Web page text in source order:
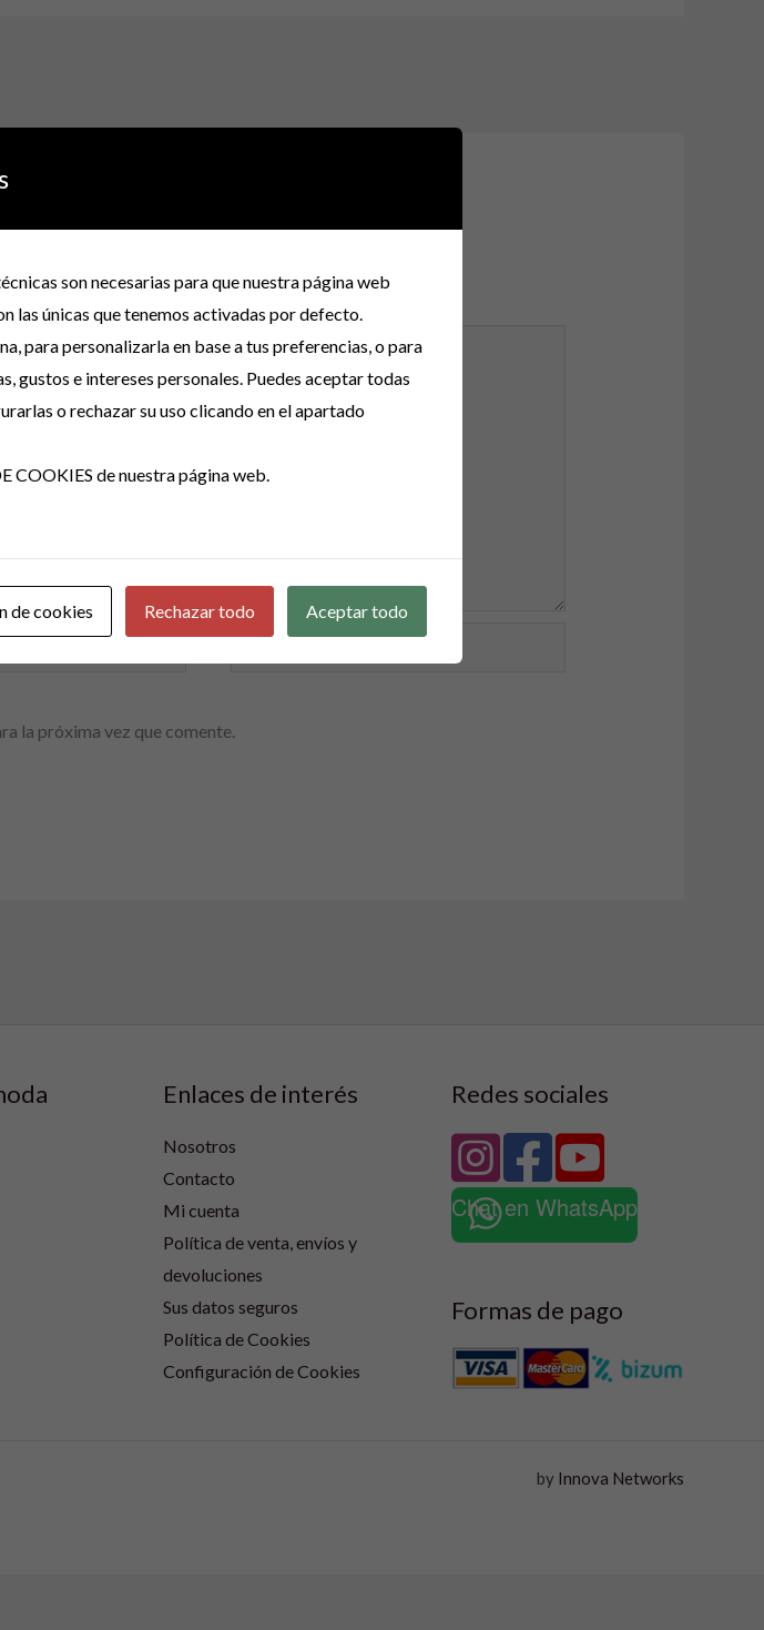
Web
la próxima vez que comente.
Enlaces de interés
Nosotros
Contacto
Mi cuenta
Política de venta, envíos y
devoluciones
Sus datos seguros
Política de Cookies
Configuración de Cookies
Redes sociales
Chat en WhatsApp
Formas de pago
by Innova Networks
son necesarias para que nuestra página web
las únicas que tenemos activadas por defecto.
para personalizarla en base a tus preferencias, o para
gustos e intereses personales. Puedes aceptar todas
o rechazar su uso clicando en el apartado
COOKIES de nuestra página web.
de cookies Rechazar todo Aceptar todo